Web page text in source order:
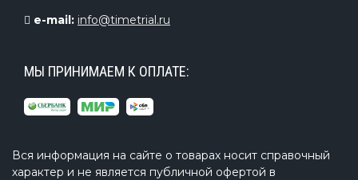
e-mail: info@timetrial.ru
МЫ ПРИНИМАЕМ К ОПЛАТЕ:
Вся информация на сайте о товарах носит справочный
характер и не является публичной офертой в